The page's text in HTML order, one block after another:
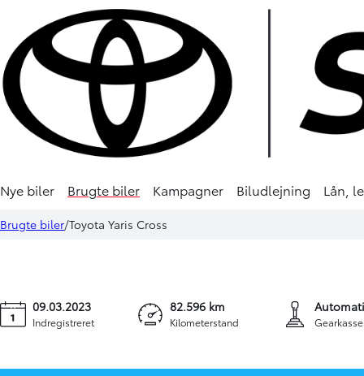
Nye biler Brugte biler Kampagner Biludlejning Lån,
Toyota Yaris Cross
1,5 Hybrid Adventure Technology Plus 116HK 5d Trinl. Gear
Brugte biler Toyota Yaris Cross
HYBRID
Indregistreret
09.03.2023
Kilometerstand
82.596 km
Gearkasse